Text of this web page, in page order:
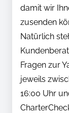
damit wir
zusenden
Natürlich
Fragen zur
jeweils
16:00 Uhr